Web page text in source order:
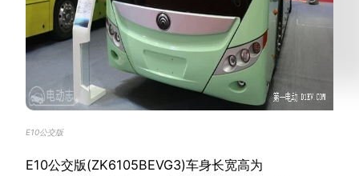
E10公交版
E10公交版(ZK6105BEVG3)车身长宽高为